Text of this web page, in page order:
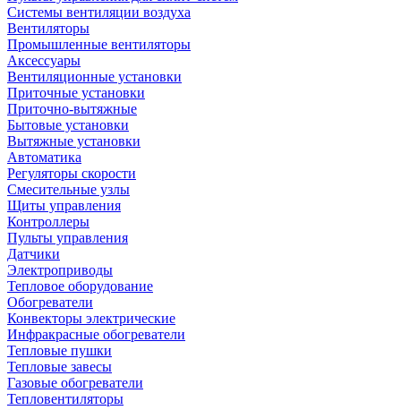
Системы вентиляции воздуха
Вентиляторы
Промышленные вентиляторы
Аксессуары
Вентиляционные установки
Приточные установки
Приточно-вытяжные
Бытовые установки
Вытяжные установки
Автоматика
Регуляторы скорости
Смесительные узлы
Щиты управления
Контроллеры
Пульты управления
Датчики
Электроприводы
Тепловое оборудование
Обогреватели
Конвекторы электрические
Инфракрасные обогреватели
Тепловые пушки
Тепловые завесы
Газовые обогреватели
Тепловентиляторы